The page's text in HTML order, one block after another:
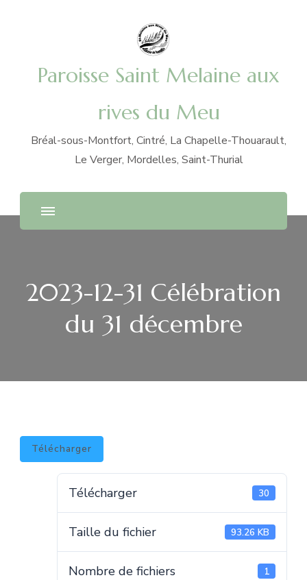
Paroisse Saint Melaine aux
rives du Meu
Bréal-sous-Montfort, Cintré, La Chapelle-Thouarault,
Le Verger, Mordelles, Saint-Thurial
2023-12-31 Célébration
du 31 décembre
Télécharger
Télécharger 30
Taille du fichier 93.26 KB
Nombre de fichiers 1